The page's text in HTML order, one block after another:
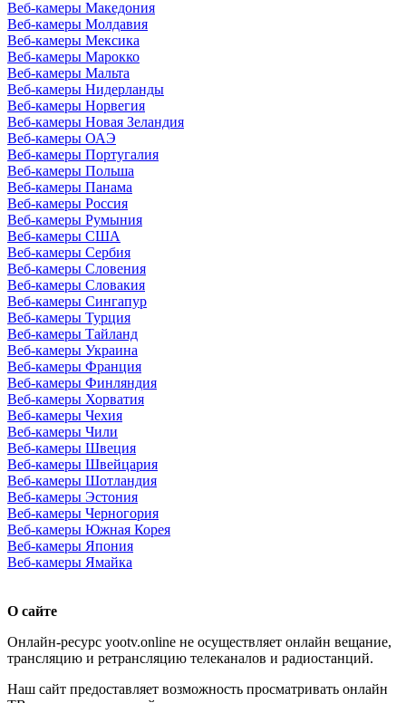
Веб-камеры Македония
Веб-камеры Молдавия
Веб-камеры Мексика
Веб-камеры Марокко
Веб-камеры Мальта
Веб-камеры Нидерланды
Веб-камеры Норвегия
Веб-камеры Новая Зеландия
Веб-камеры ОАЭ
Веб-камеры Португалия
Веб-камеры Польша
Веб-камеры Панама
Веб-камеры Россия
Веб-камеры Румыния
Веб-камеры США
Веб-камеры Сербия
Веб-камеры Словения
Веб-камеры Словакия
Веб-камеры Сингапур
Веб-камеры Турция
Веб-камеры Тайланд
Веб-камеры Украина
Веб-камеры Франция
Веб-камеры Финляндия
Веб-камеры Хорватия
Веб-камеры Чехия
Веб-камеры Чили
Веб-камеры Швеция
Веб-камеры Швейцария
Веб-камеры Шотландия
Веб-камеры Эстония
Веб-камеры Черногория
Веб-камеры Южная Корея
Веб-камеры Япония
Веб-камеры Ямайка
О сайте
Онлайн-ресурс yootv.online не осуществляет онлайн вещание,
трансляцию и ретрансляцию телеканалов и радиостанций.
Наш сайт предоставляет возможность просматривать онлайн